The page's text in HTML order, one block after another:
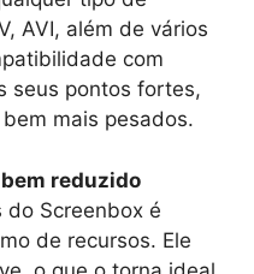
AVI, além de vários
com
seus pontos fortes,
mais pesados.
bem reduzido
Screenbox é
de recursos. Ele